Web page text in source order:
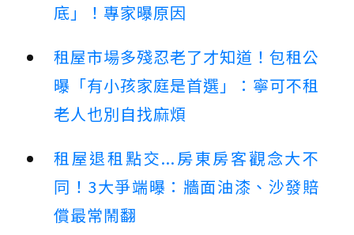
底」！專家曝原因
租屋市場多殘忍老了才知道！包租公
曝「有小孩家庭是首選」：寧可不租
老人也別自找麻煩
租屋退租點交...房東房客觀念大不
同！3大爭端曝：牆面油漆、沙發賠
償最常鬧翻